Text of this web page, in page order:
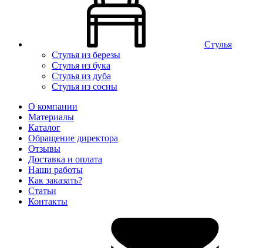
Стулья
Стулья из березы
Стулья из бука
Стулья из дуба
Стулья из сосны
О компании
Материалы
Каталог
Обращение директора
Отзывы
Доставка и оплата
Наши работы
Как заказать?
Статьи
Контакты